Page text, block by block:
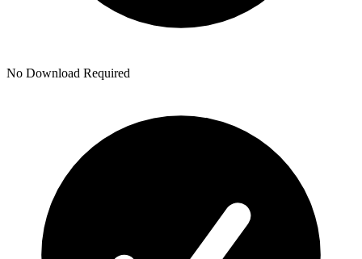
No Download Required